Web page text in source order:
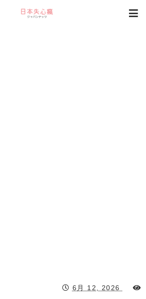
6月 12, 2026